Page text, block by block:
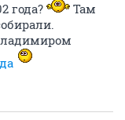
года?
Там